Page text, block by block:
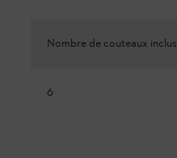
Nombre de couteaux inclus
6